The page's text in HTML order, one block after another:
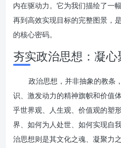
内在驱动力。它为我们描绘了一
再到高效实现目标的完整图景，
的核心密码。
夯实政治思想：凝
政治思想，并非抽象的教条
识、激发动力的精神旗帜和价值
乎世界观、人生观、价值观的塑
界、如何为人处世、如何实现自
治思想则是其文化之魂、凝聚力